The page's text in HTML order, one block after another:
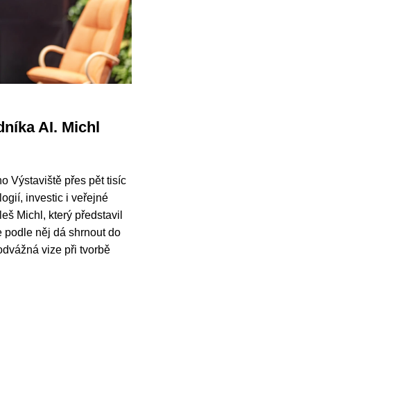
AI. Michl
Výstaviště přes pět tisíc
investic i veřejné
Michl, který představil
podle něj dá shrnout do
vize při tvorbě